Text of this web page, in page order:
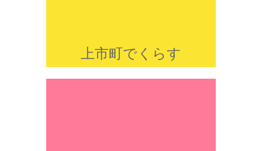
上市町でくらす